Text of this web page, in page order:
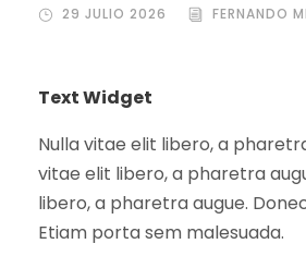
29 JULIO 2026 FERNANDO
Text Widget
Nulla vitae elit libero, a
vitae elit libero, a pharetra
libero, a pharetra augue.
Etiam porta sem malesuada.